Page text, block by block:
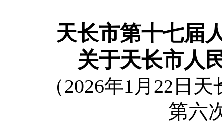
天长市第十七届
关于天长市人
（2026年1月22日
第六